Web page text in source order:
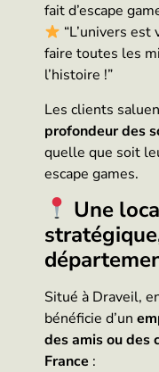
fait d’escape
“L’univers
faire toutes les
l’histoire !”
Les clients
profondeur des
quelle que soit
escape games.
Une
Situé à Draveil,
bénéficie d’un
des amis ou des
France :